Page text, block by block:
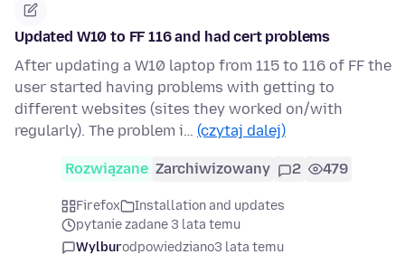
Updated W10 to FF 116 and had cert problems
After updating a W10 laptop from 115 to 116 of FF the
user started having problems with getting to
different websites (sites they worked on/with
regularly). The problem i… (czytaj dalej)
Rozwiązane Zarchiwizowany 2 479
Firefox
Installation and updates
pytanie zadane 3 lata temu
Wylburodpowiedziano3 lata temu